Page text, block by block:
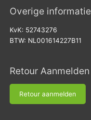
Overige informatie
KvK: 52743276
BTW: NL001614227B11
Retour Aanmelden
Retour aanmelden